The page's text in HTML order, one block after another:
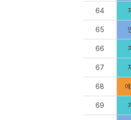
64
65
66
67
68
69